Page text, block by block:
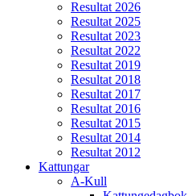
Resultat 2026
Resultat 2025
Resultat 2023
Resultat 2022
Resultat 2019
Resultat 2018
Resultat 2017
Resultat 2016
Resultat 2015
Resultat 2014
Resultat 2012
Kattungar
A-Kull